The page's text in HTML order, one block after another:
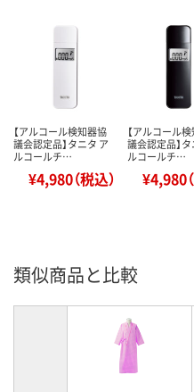
【アルコール検知器協
議会認定品】タニタ ア
ルコールチ…
¥4,980（税込）
【アルコール
議会認定品】
ルコールチ…
¥4,980
類似商品と比較